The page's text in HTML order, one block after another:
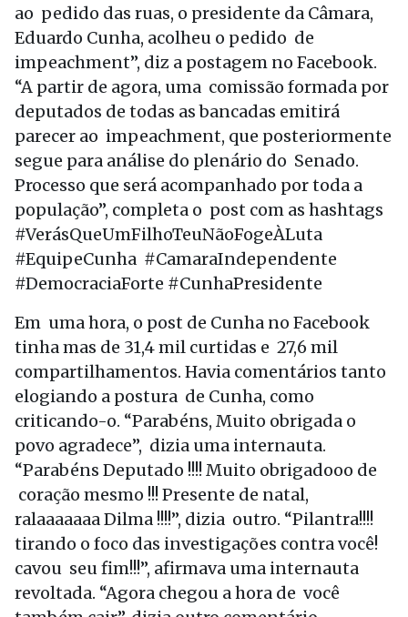
ao pedido das ruas, o presidente da Câmara,
Eduardo Cunha, acolheu o pedido de
impeachment”, diz a postagem no Facebook.
“A partir de agora, uma comissão formada por
deputados de todas as bancadas emitirá
parecer ao impeachment, que posteriormente
segue para análise do plenário do Senado.
Processo que será acompanhado por toda a
população”, completa o post com as hashtags
#VerásQueUmFilhoTeuNãoFogeÀLuta
#EquipeCunha #CamaraIndependente
#DemocraciaForte #CunhaPresidente
Em uma hora, o post de Cunha no Facebook
tinha mas de 31,4 mil curtidas e 27,6 mil
compartilhamentos. Havia comentários tanto
elogiando a postura de Cunha, como
criticando-o. “Parabéns, Muito obrigada o
povo agradece”, dizia uma internauta.
“Parabéns Deputado !!!! Muito obrigadooo de
coração mesmo !!! Presente de natal,
ralaaaaaaa Dilma !!!!”, dizia outro. “Pilantra!!!!
tirando o foco das investigações contra você!
cavou seu fim!!!”, afirmava uma internauta
revoltada. “Agora chegou a hora de você